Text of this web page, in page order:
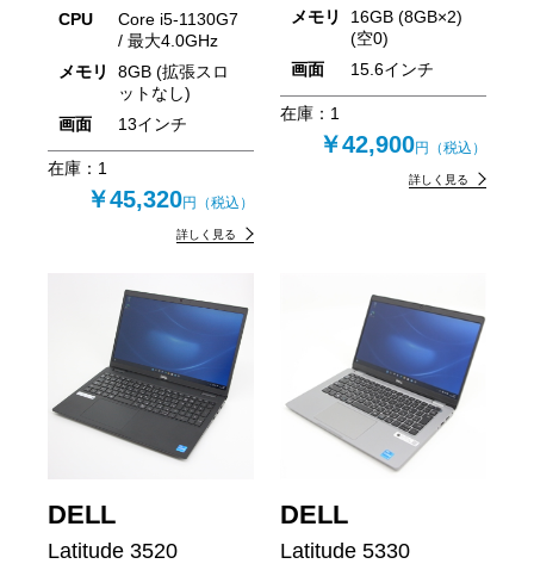
CPU
Core i5-1130G7
/ 最大4.0GHz
メモリ
8GB (拡張スロ
ットなし)
画面
13インチ
在庫： 1
￥45,320円（税込）
詳しく見る
メモリ
16GB (8GB×2)
(空0)
画面
15.6インチ
在庫： 1
￥42,900円（税込）
詳しく見る
DELL
Latitude 3520
DELL
Latitude 5330